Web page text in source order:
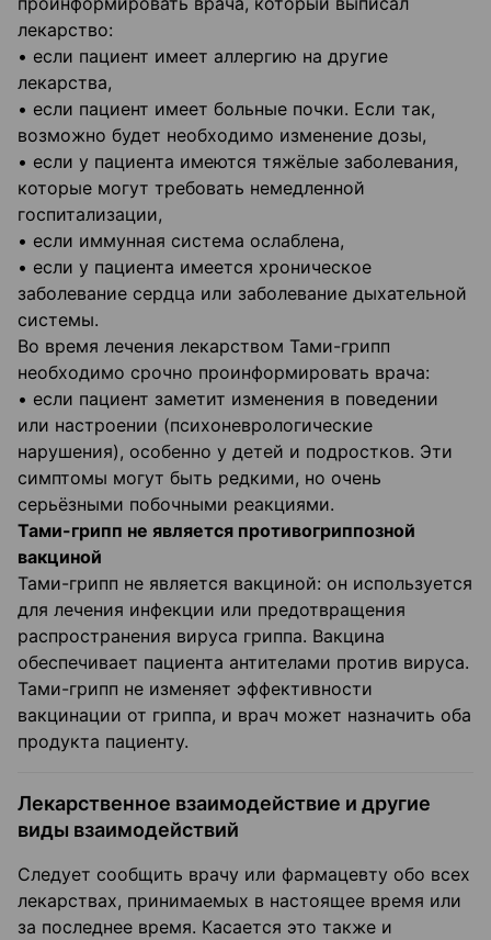
лекарство:
• если пациент имеет аллергию на другие
лекарства,
• если пациент имеет больные почки. Если так,
возможно будет необходимо изменение дозы,
• если у пациента имеются тяжёлые заболевания,
которые могут требовать немедленной
госпитализации,
• если иммунная система ослаблена,
• если у пациента имеется хроническое
заболевание сердца или заболевание дыхательной
системы.
Во время лечения лекарством Тами-грипп
необходимо срочно проинформировать врача:
• если пациент заметит изменения в поведении
или настроении (психоневрологические
нарушения), особенно у детей и подростков. Эти
симптомы могут быть редкими, но очень
серьёзными побочными реакциями.
Тами-грипп не является противогриппозной
вакциной
Тами-грипп не является вакциной: он используется
для лечения инфекции или предотвращения
распространения вируса гриппа. Вакцина
обеспечивает пациента антителами против вируса.
Тами-грипп не изменяет эффективности
вакцинации от гриппа, и врач может назначить оба
продукта пациенту.
Лекарственное взаимодействие и другие
виды взаимодействий
Следует сообщить врачу или фармацевту обо всех
лекарствах, принимаемых в настоящее время или
за последнее время. Касается это также и